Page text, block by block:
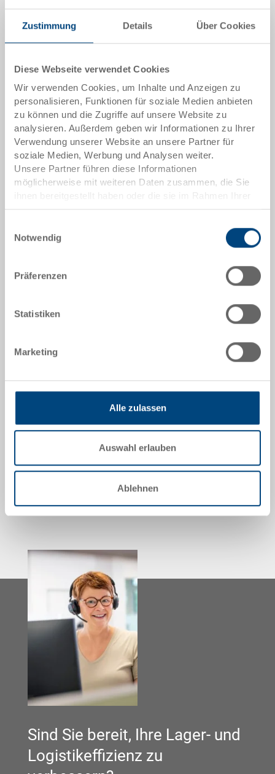
Zustimmung Details Über Cookies
Diese Webseite verwendet Cookies
Wir verwenden Cookies, um Inhalte und Anzeigen zu
personalisieren, Funktionen für soziale Medien anbieten
zu können und die Zugriffe auf unsere Website zu
analysieren. Außerdem geben wir Informationen zu Ihrer
Verwendung unserer Website an unsere Partner für
soziale Medien, Werbung und Analysen weiter.
Unsere Partner führen diese Informationen
möglicherweise mit weiteren Daten zusammen, die Sie
Nutzung der Dienste gesammelt haben.
Notwendig
Präferenzen
Statistiken
Marketing
Alle zulassen
Auswahl erlauben
Ablehnen
ab 1 Stück
Lieferzeit
ab EUR 2,09
zum Produkt
EUROWAVE 600x400x220
Farbe
54-6040-220 R.7010.R102
ab 1 Stück
Lieferzeit
Preis
ab EUR 11,80
Sind Sie bereit, Ihre Lager- und
Logistikeffizienz zu